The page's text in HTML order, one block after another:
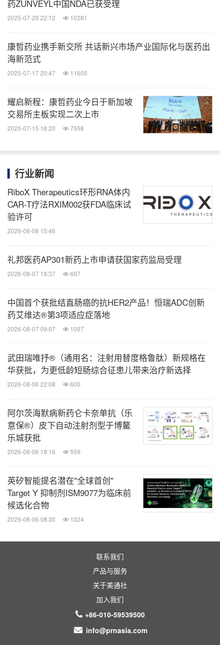
消息来源：康哲药业
相关股票：
医药健闻
微信公众号“医药健闻”发布全球制药、医疗、
关键词：健康护理与医院 医疗药物
药物
分享到：
药ZUNVEYL中国NDA已获受理
2025-07-28 22:12 10281
康哲药业携手新交所 共话新兴市场产业国际化与医药出
海新范式
2025-07-17 20:47 11605
耀启新程：康哲药业今日于新加坡
交易所主板实现二次上市
2025-07-15 18:20 7558
行业新闻
RiboX Therapeutics环形RNA体内
CAR-T疗法RXIM002获FDA临床试
验许可
2026-08-08 15:46
礼邦医药AP301新药上市申请获国家药监局受理
2026-08-07 18:37 607
中国首个获批结直肠癌的抗HER2产品！恒瑞ADC创新
药艾维达®第3项适应症落地
2026-08-07 09:07 1097
武田瑞唯抒®（通用名：注射用替度格鲁肽）新规格在
华获批，为更低龄短肠综合征患儿带来治疗新选择
2026-08-06 22:08 600
阿尔茨海默病新药仑卡奈单抗（乐
意保®）皮下自动注射剂型于博鳌
乐城获批
2026-08-06 18:16 559
英矽智能提名潜在"全球首创"
Target Y 抑制剂ISM9077为临床前
候选化合物
2026-08-06 08:30 1024
联系我们
产品与服务
关于美通社
加入我们
+86-010-59539500
info@prnasia.com